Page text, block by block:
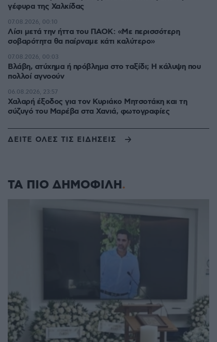
γέφυρα της Χαλκίδας
Λίσι μετά την ήττα του ΠΑΟΚ: «Με περισσότερη
σοβαρότητα θα παίρναμε κάτι καλύτερο»
07.08.2026, 00:10
Βλάβη, ατύχημα ή πρόβλημα στο ταξίδι; Η κάλυψη που
πολλοί αγνοούν
07.08.2026, 00:03
Χαλαρή έξοδος για τον Κυριάκο Μητσοτάκη και τη
σύζυγό του Μαρέβα στα Χανιά, φωτογραφίες
06.08.2026, 23:57
ΔΕΙΤΕ ΟΛΕΣ ΤΙΣ ΕΙΔΗΣΕΙΣ
ΤΑ ΠΙΟ ΔΗΜΟΦΙΛΗ